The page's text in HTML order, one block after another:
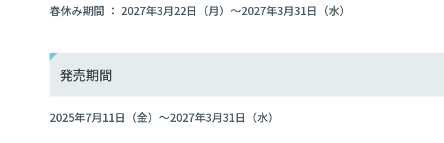
春休み期間 ： 2027年3月22日（月）～2027年3月31日（水）
発売期間
2025年7月11日（金）～2027年3月31日（水）